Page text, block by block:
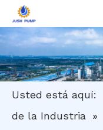
Usted está aquí:
de la Industria »